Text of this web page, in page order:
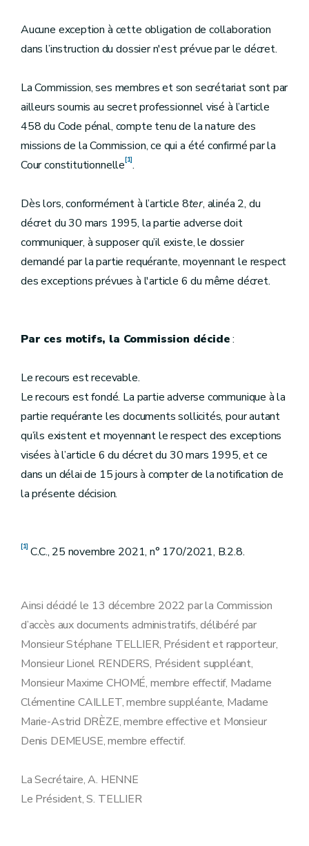
Aucune exception à cette obligation de collaboration
dans l’instruction du dossier n'est prévue par le décret.
La Commission, ses membres et son secrétariat sont par
ailleurs soumis au secret professionnel visé à l’article
458 du Code pénal, compte tenu de la nature des
missions de la Commission, ce qui a été confirmé par la
Cour constitutionnelle[1].
Dès lors, conformément à l’article 8ter, alinéa 2, du
décret du 30 mars 1995, la partie adverse doit
communiquer, à supposer qu’il existe, le dossier
demandé par la partie requérante, moyennant le respect
des exceptions prévues à l'article 6 du même décret.
Par ces motifs, la Commission décide:
Le recours est recevable.
Le recours est fondé. La partie adverse communique à la
partie requérante les documents sollicités, pour autant
qu’ils existent et moyennant le respect des exceptions
visées à l’article 6 du décret du 30 mars 1995, et ce
dans un délai de 15 jours à compter de la notification de
la présente décision.
[1] C.C., 25 novembre 2021, n° 170/2021, B.2.8.
Ainsi décidé le 13 décembre 2022 par la Commission
d’accès aux documents administratifs, délibéré par
Monsieur Stéphane TELLIER, Président et rapporteur,
Monsieur Lionel RENDERS, Président suppléant,
Monsieur Maxime CHOMÉ, membre effectif, Madame
Clémentine CAILLET, membre suppléante, Madame
Marie-Astrid DRÈZE, membre effective et Monsieur
Denis DEMEUSE, membre effectif.
La Secrétaire, A. HENNE
Le Président, S. TELLIER